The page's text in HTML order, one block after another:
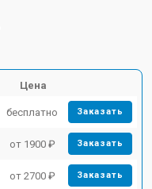
Цена
бесплатно Заказать
от 1900 ₽ Заказать
от 2700 ₽ Заказать